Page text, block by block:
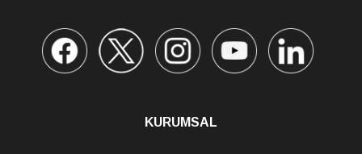
KURUMSAL